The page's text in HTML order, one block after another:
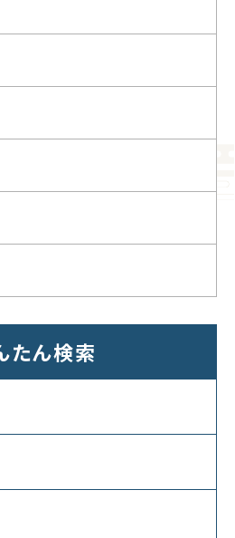
たん検索